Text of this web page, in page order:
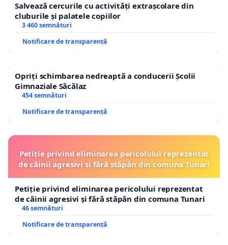
Salvează cercurile cu activități extrașcolare din
cluburile și palatele copiilor
3 460 semnături
Notificare de transparență
Opriți schimbarea nedreaptă a conducerii Școlii
Gimnaziale Săcălaz
454 semnături
Notificare de transparență
Petiție privind eliminarea pericolului reprezentat
de câinii agresivi și fără stăpân din comuna Tunari
Petiție privind eliminarea pericolului reprezentat
de câinii agresivi și fără stăpân din comuna Tunari
46 semnături
Notificare de transparență